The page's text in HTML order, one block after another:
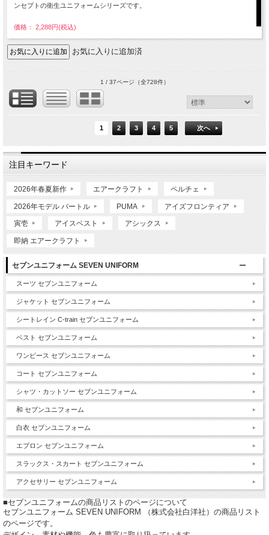
ンセプトの衛生ユニフォームシリーズです。
価格： 2,288円(税込)
お気に入りに追加済
1 / 37ページ（全728件）
1 2 3 4 5 次へ
注目キーワード
2026年春夏新作 エアークラフト ペルチェ
2026年モデル バートル PUMA アイズフロンティア
寅壱 アイスベスト アシックス
即納 エアークラフト
セブンユニフォーム SEVEN UNIFORM
スーツ セブンユニフォーム
ジャケット セブンユニフォーム
シートレイン C-train セブンユニフォーム
ベスト セブンユニフォーム
ワンピース セブンユニフォーム
コート セブンユニフォーム
シャツ・カットソー セブンユニフォーム
和 セブンユニフォーム
白衣 セブンユニフォーム
エプロン セブンユニフォーム
スラックス・スカート セブンユニフォーム
アクセサリー セブンユニフォーム
■セブンユニフォームの商品リストのページについて
セブンユニフォーム SEVEN UNIFORM （株式会社白洋社）の商品リスト
のページです。